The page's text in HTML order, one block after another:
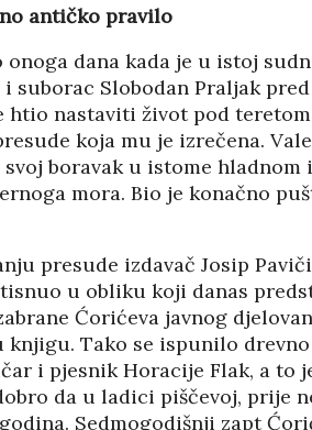
antičko pravilo
dana kada je u istoj
suborac Slobodan Praljak
nastaviti život pod teretom
koja mu je izrečena.
svoj boravak u istome
mora. Bio je konačno
presude izdavač Josip
u obliku koji danas
Ćorićeva javnog
knjigu. Tako se ispunilo
i pjesnik Horacije Flak, a to
da u ladici piščevoj, prije
Sedmogodišnji zapt
03/04/2026
FORUM ILI
GALERIJA
OGROMNE
REZERVE U
PANOPTICUM
ULOGA
07/01/
29/12/
22/12/